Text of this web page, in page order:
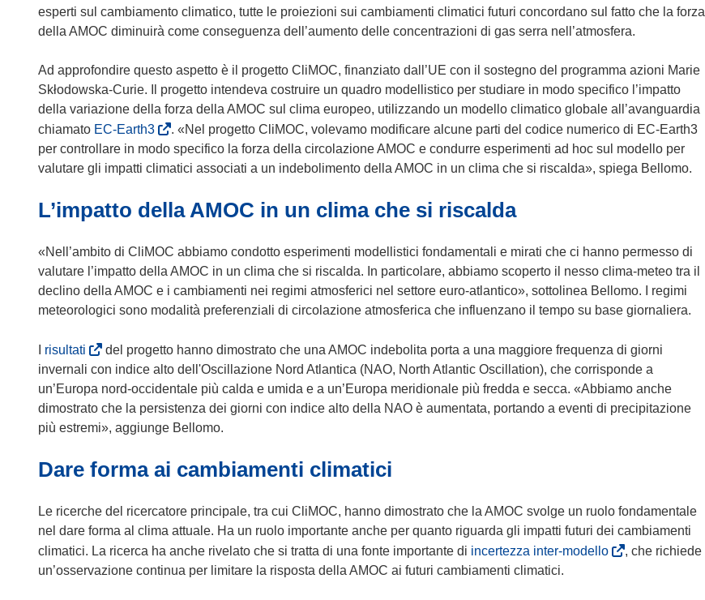
s
i
p
r
e
i
n
u
a
u
o
s
esperti sul cambiamento climatico, tutte le proiezioni sui cambiamenti climatici futuri concordano sul fatto che la forza
della AMOC diminuirà come conseguenza dell’aumento delle concentrazioni di gas serra nell’atmosfera.
Ad approfondire questo aspetto è il progetto CliMOC, finanziato dall’UE con il sostegno del programma azioni Marie
Skłodowska-Curie. Il progetto intendeva costruire un quadro modellistico per studiare in modo specifico l’impatto
della variazione della forza della AMOC sul clima europeo, utilizzando un modello climatico globale all’avanguardia
chiamato EC-Earth3(
s
i
p
e
i
u
a
i
e
s
t
r
. «Nel progetto CliMOC, volevamo modificare alcune parti del codice numerico di EC-Earth3
per controllare in modo specifico la forza della circolazione AMOC e condurre esperimenti ad hoc sul modello per
valutare gli impatti climatici associati a un indebolimento della AMOC in un clima che si riscalda», spiega Bellomo.
L’impatto della AMOC in un clima che si riscalda
«Nell’ambito di CliMOC abbiamo condotto esperimenti modellistici fondamentali e mirati che ci hanno permesso di
valutare l’impatto della AMOC in un clima che si riscalda. In particolare, abbiamo scoperto il nesso clima-meteo tra il
declino della AMOC e i cambiamenti nei regimi atmosferici nel settore euro-atlantico», sottolinea Bellomo. I regimi
meteorologici sono modalità preferenziali di circolazione atmosferica che influenzano il tempo su base giornaliera.
risultati
s
i
a
p
e
n
u
del progetto hanno dimostrato che una AMOC indebolita porta a una maggiore frequenza di giorni
invernali con indice alto dell'Oscillazione Nord Atlantica (NAO, North Atlantic Oscillation), che corrisponde a
un’Europa nord-occidentale più calda e umida e a un’Europa meridionale più fredda e secca. «Abbiamo anche
dimostrato che la persistenza dei giorni con indice alto della NAO è aumentata, portando a eventi di precipitazione
più estremi», aggiunge Bellomo.
Dare forma ai cambiamenti climatici
Le ricerche del ricercatore principale, tra cui CliMOC, hanno dimostrato che la AMOC svolge un ruolo fondamentale
nel dare forma al clima attuale. Ha un ruolo importante anche per quanto riguarda gli impatti futuri dei cambiamenti
climatici. La ricerca ha anche rivelato che si tratta di una fonte importante di incertezza inter-modello(
, che richiede
un’osservazione continua per limitare la risposta della AMOC ai futuri cambiamenti climatici.